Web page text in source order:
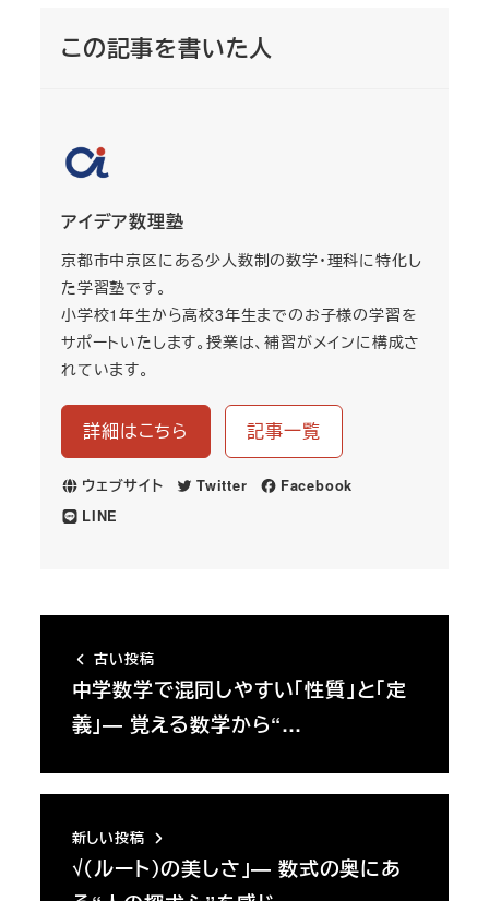
この記事を書いた人
アイデア数理塾
京都市中京区にある少人数制の数学・理科に特化し
た学習塾です。
小学校1年生から高校3年生までのお子様の学習を
サポートいたします。授業は、補習がメインに構成さ
れています。
詳細はこちら 記事一覧
ウェブサイト Twitter
Facebook
LINE
古い投稿
中学数学で混同しやすい「性質」と「定
義」― 覚える数学から“…
新しい投稿
√（ルート）の美しさ」― 数式の奥にあ